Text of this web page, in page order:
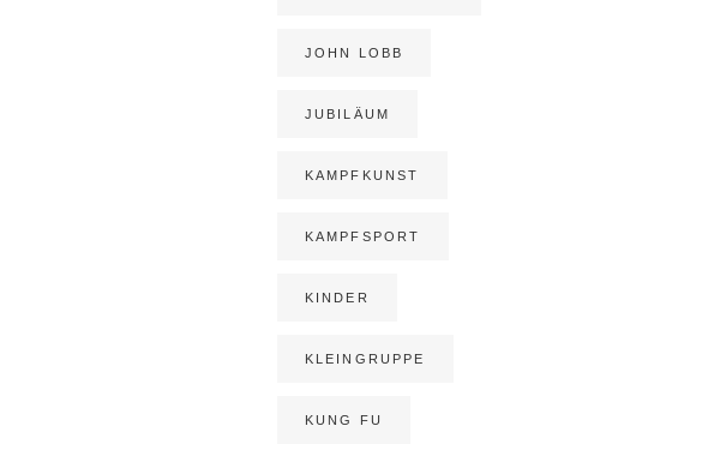
JOHN LOBB
JUBILÄUM
KAMPFKUNST
KAMPFSPORT
KINDER
KLEINGRUPPE
KUNG FU